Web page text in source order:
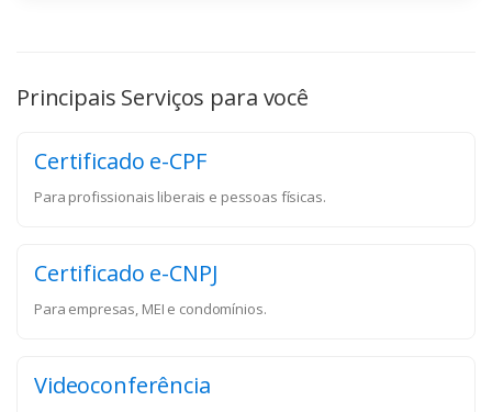
Principais Serviços para você
Certificado e-CPF
Para profissionais liberais e pessoas físicas.
Certificado e-CNPJ
Para empresas, MEI e condomínios.
Videoconferência